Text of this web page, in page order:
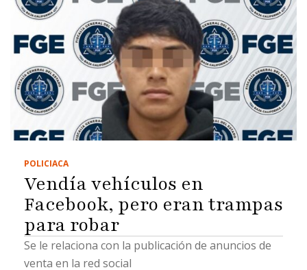
POLICIACA
Vendía vehículos en
Facebook, pero eran trampas
para robar
Se le relaciona con la publicación de anuncios de
venta en la red social